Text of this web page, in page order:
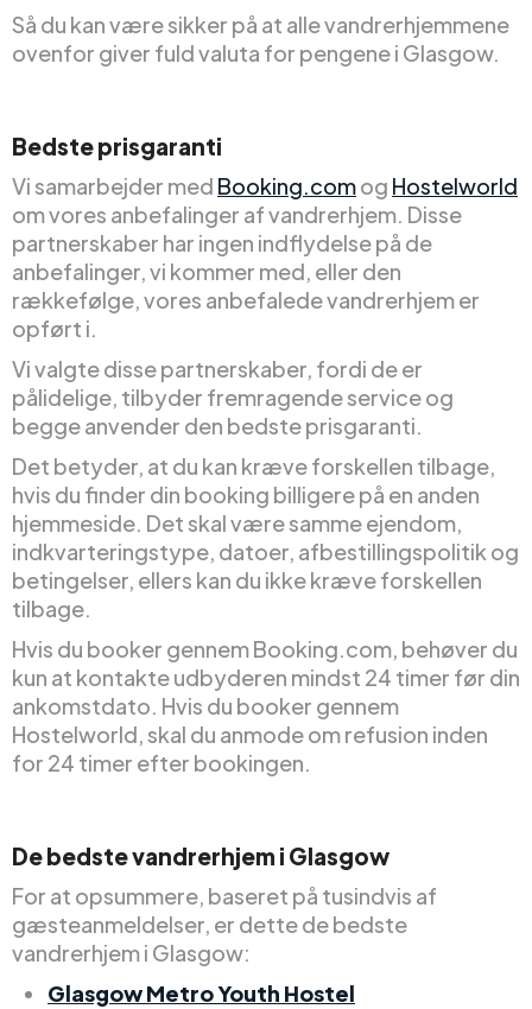
Så du kan være sikker på at alle vandrerhjemmene
ovenfor giver fuld valuta for pengene i Glasgow.
Bedste prisgaranti
Vi samarbejder med Booking.comog Hostelworld
om vores anbefalinger af vandrerhjem. Disse
partnerskaber har ingen indflydelse på de
anbefalinger, vi kommer med, eller den
rækkefølge, vores anbefalede vandrerhjem er
opført i.
Vi valgte disse partnerskaber, fordi de er
pålidelige, tilbyder fremragende service og
begge anvender den bedste prisgaranti.
Det betyder, at du kan kræve forskellen tilbage,
hvis du finder din booking billigere på en anden
hjemmeside. Det skal være samme ejendom,
indkvarteringstype, datoer, afbestillingspolitik og
betingelser, ellers kan du ikke kræve forskellen
tilbage.
Hvis du booker gennem Booking.com, behøver du
kun at kontakte udbyderen mindst 24 timer før din
ankomstdato. Hvis du booker gennem
Hostelworld, skal du anmode om refusion inden
for 24 timer efter bookingen.
De bedste vandrerhjem i Glasgow
For at opsummere, baseret på tusindvis af
gæsteanmeldelser, er dette de bedste
vandrerhjem i Glasgow:
Glasgow Metro Youth Hostel